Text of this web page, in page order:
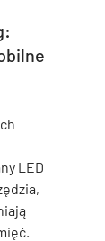
LED